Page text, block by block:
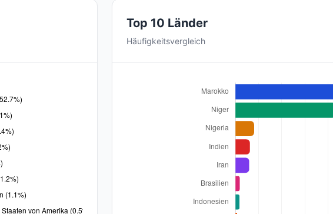
Top 10 Länder
Häufigkeitsvergleich